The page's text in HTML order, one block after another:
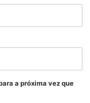
a próxima vez que